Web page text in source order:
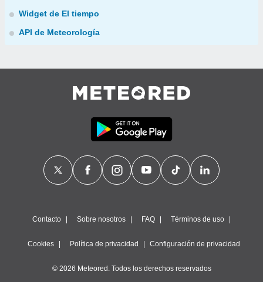
Widget de El tiempo
API de Meteorología
Contacto Sobre nosotros FAQ Términos de uso
Cookies Política de privacidad Configuración de privacidad
© 2026 Meteored. Todos los derechos reservados